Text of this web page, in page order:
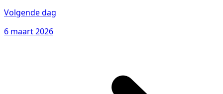
Volgende dag
6 maart 2026